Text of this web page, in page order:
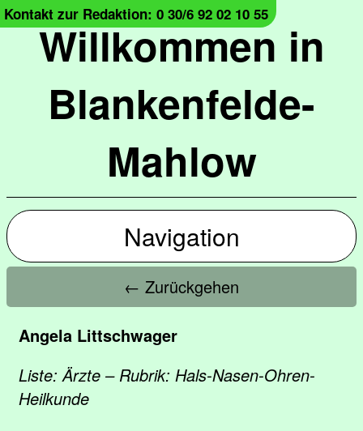
Willkommen in
Blankenfelde-
Mahlow
Kontakt zur Redaktion: 0 30/6 92 02 10 55
Navigation
← Zurückgehen
Angela Littschwager
Liste: Ärzte – Rubrik: Hals-Nasen-Ohren-
Heilkunde